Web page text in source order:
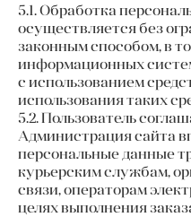
5.1. Обработка
осуществляется без
законным способом, в
информационных
с использованием
использования таких
5.2. Пользователь
Администрация сайта
персональные данные
курьерским службам,
связи, операторам
целях выполнения